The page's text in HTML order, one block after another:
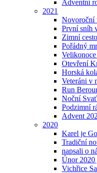
Adventní
2021
Novoroční
První sníh
Zimní
Pořádný
Otevření
Horská
Veteráni v
Run
Noční
Podzimní
Advent
2020
Karel je
Tradiční
napsali o
Únor 2020
Vichřice